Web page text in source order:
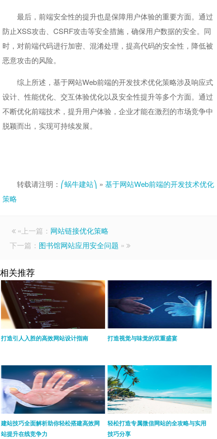
最后，前端安全性的提升也是保障用户体验的重要方面。通过
防止XSS攻击、CSRF攻击等安全措施，确保用户数据的安全。同
时，对前端代码进行加密、混淆处理，提高代码的安全性，降低被
恶意攻击的风险。
综上所述，基于网站Web前端的开发技术优化策略涉及响应式
设计、性能优化、交互体验优化以及安全性提升等多个方面。通过
不断优化前端技术，提升用户体验，企业才能在激烈的市场竞争中
脱颖而出，实现可持续发展。
转载请注明： ⎛蜗牛建站⎞ » 基于网站Web前端的开发技术优化
策略
«上一篇： 网站链接优化策略
下一篇： 图书馆网站应用安全问题 »
相关推荐
打造引人入胜的高效网站设计指南 打造视觉与味觉的双重盛宴
建站技巧全面解析助你轻松搭建高效网
站提升在线竞争力
轻松打造专属微信网站的全攻略与实用
技巧分享